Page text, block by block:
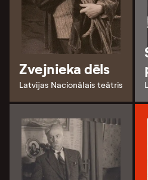
Zvejnieka dēls
Latvijas Nacionālais teātris